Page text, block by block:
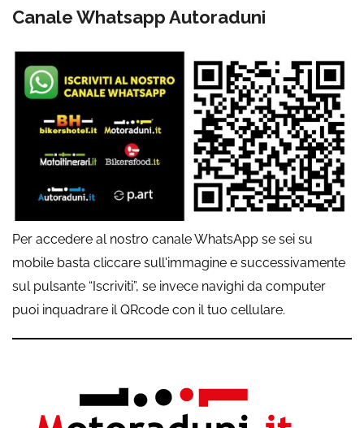
Canale Whatsapp Autoraduni
Per accedere al nostro canale WhatsApp se sei su
mobile basta cliccare sull'immagine e successivamente
sul pulsante “Iscriviti”, se invece navighi da computer
puoi inquadrare il QRcode con il tuo cellulare.